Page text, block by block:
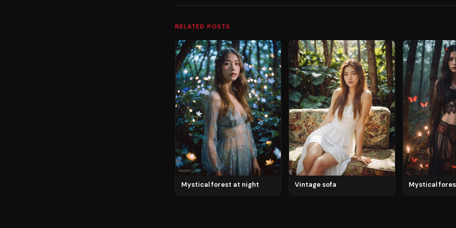
RELATED POSTS
Mystical forest at night Vintage sofa Mystical